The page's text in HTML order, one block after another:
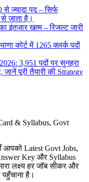
ज्यादा पद – सिर्फ
जाता है।
इंतजार खत्म – रिजल्ट जारी
कोर्ट में 1265 क्लर्क पदों
3,951 पदों पर सुनहरा
पूरी तैयारी की Strategy
& Syllabus, Govt
आपको Latest Govt Jobs,
Key और Syllabus
लक्ष्य हर जॉब सीकर और
है।